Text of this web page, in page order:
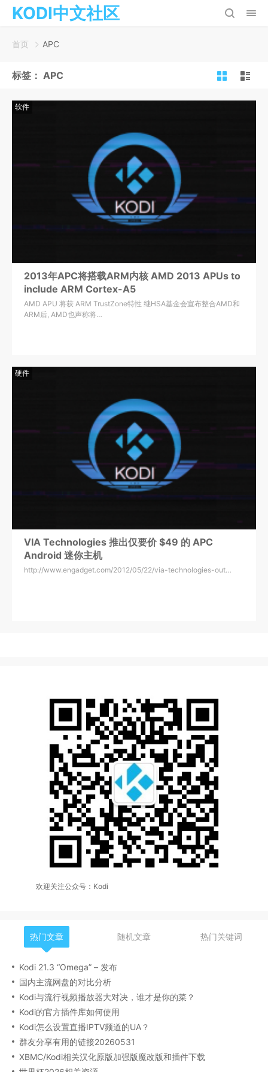
KODI中文社区
首页 APC
标签： APC
软件
2013年APC将搭载ARM内核 AMD 2013 APUs to
include ARM Cortex-A5
AMD APU 将获 ARM TrustZone特性 继HSA基金会宣布整合AMD和
ARM后, AMD也声称将…
硬件
VIA Technologies 推出仅要价 $49 的 APC
Android 迷你主机
http://www.engadget.com/2012/05/22/via-technologies-out…
欢迎关注公众号：Kodi
热门文章 随机文章 热门关键词
Kodi 21.3 “Omega” – 发布
国内主流网盘的对比分析
Kodi与流行视频播放器大对决，谁才是你的菜？
Kodi的官方插件库如何使用
Kodi怎么设置直播IPTV频道的UA？
群友分享有用的链接20260531
XBMC/Kodi相关汉化原版加强版魔改版和插件下载